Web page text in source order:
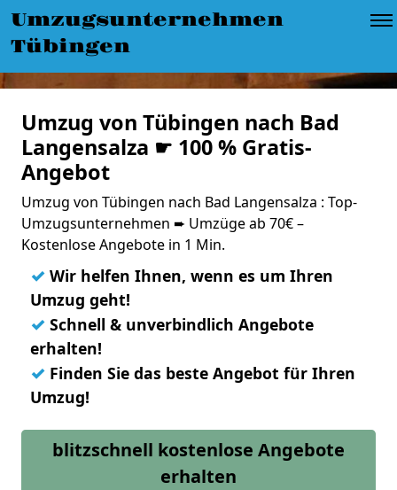
Umzugsunternehmen
Tübingen
Umzug von Tübingen nach Bad
Langensalza ☛ 100 % Gratis-
Angebot
Umzug von Tübingen nach Bad Langensalza : Top-
Umzugsunternehmen ➨ Umzüge ab 70€ –
Kostenlose Angebote in 1 Min.
✓ Wir helfen Ihnen, wenn es um Ihren
Umzug geht!
✓ Schnell & unverbindlich Angebote
erhalten!
✓ Finden Sie das beste Angebot für Ihren
Umzug!
blitzschnell kostenlose Angebote
erhalten